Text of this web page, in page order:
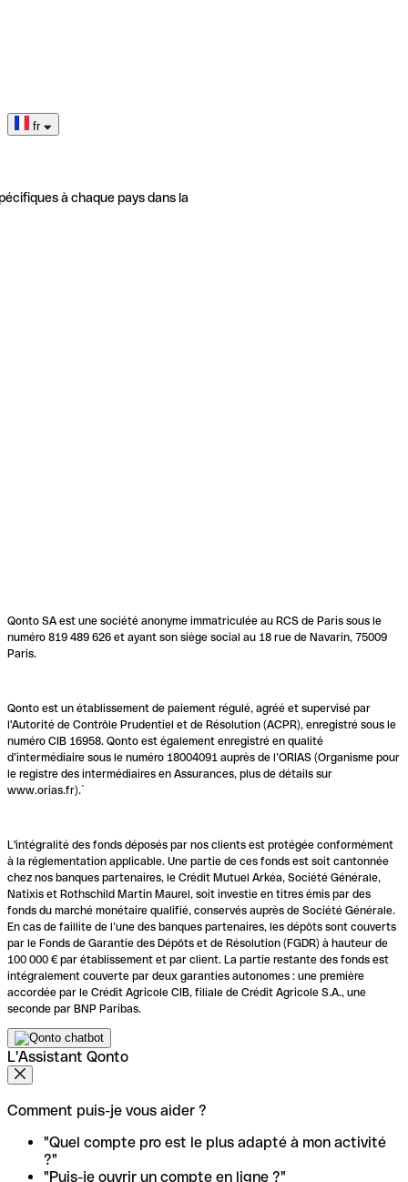
fr
à chaque pays dans la
Qonto SA est une société anonyme immatriculée au RCS de Paris sous le
numéro 819 489 626 et ayant son siège social au 18 rue de Navarin, 75009
Paris.
Qonto est un établissement de paiement régulé, agréé et supervisé par
l'Autorité de Contrôle Prudentiel et de Résolution (ACPR), enregistré sous le
numéro CIB 16958. Qonto est également enregistré en qualité
d’intermédiaire sous le numéro 18004091 auprès de l’ORIAS (Organisme pour
le registre des intermédiaires en Assurances, plus de détails sur
www.orias.fr).`
L'intégralité des fonds déposés par nos clients est protégée conformément
à la réglementation applicable. Une partie de ces fonds est soit cantonnée
chez nos banques partenaires, le Crédit Mutuel Arkéa, Société Générale,
Natixis et Rothschild Martin Maurel, soit investie en titres émis par des
fonds du marché monétaire qualifié, conservés auprès de Société Générale.
En cas de faillite de l’une des banques partenaires, les dépôts sont couverts
par le Fonds de Garantie des Dépôts et de Résolution (FGDR) à hauteur de
100 000 € par établissement et par client. La partie restante des fonds est
intégralement couverte par deux garanties autonomes : une première
accordée par le Crédit Agricole CIB, filiale de Crédit Agricole S.A., une
seconde par BNP Paribas.
L'Assistant Qonto
Comment puis-je vous aider ?
"Quel compte pro est le plus adapté à mon activité
?"
"Puis-je ouvrir un compte en ligne ?"